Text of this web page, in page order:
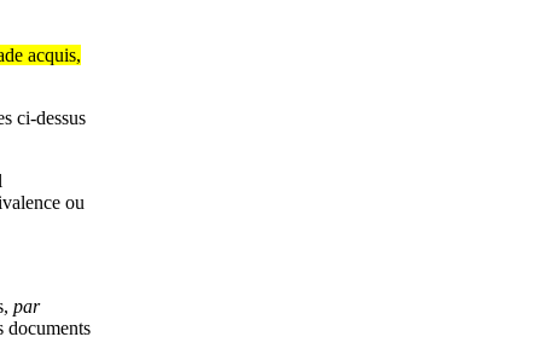
acquis,
ci-dessus
ou
par
documents